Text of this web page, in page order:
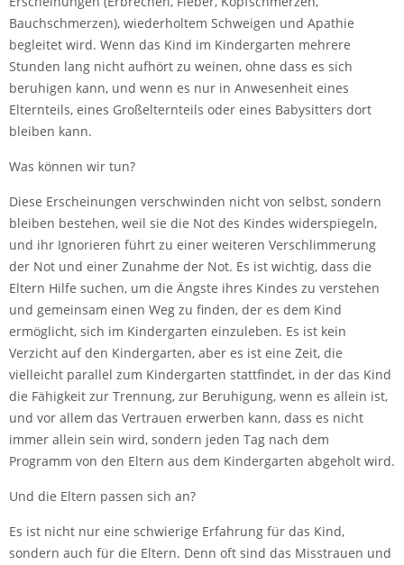
Bauchschmerzen), wiederholtem Schweigen und Apathie
begleitet wird. Wenn das Kind im Kindergarten mehrere
Stunden lang nicht aufhört zu weinen, ohne dass es sich
beruhigen kann, und wenn es nur in Anwesenheit eines
Elternteils, eines Großelternteils oder eines Babysitters dort
bleiben kann.
Was können wir tun?
Diese Erscheinungen verschwinden nicht von selbst, sondern
bleiben bestehen, weil sie die Not des Kindes widerspiegeln,
und ihr Ignorieren führt zu einer weiteren Verschlimmerung
der Not und einer Zunahme der Not. Es ist wichtig, dass die
Eltern Hilfe suchen, um die Ängste ihres Kindes zu verstehen
und gemeinsam einen Weg zu finden, der es dem Kind
ermöglicht, sich im Kindergarten einzuleben. Es ist kein
Verzicht auf den Kindergarten, aber es ist eine Zeit, die
vielleicht parallel zum Kindergarten stattfindet, in der das Kind
die Fähigkeit zur Trennung, zur Beruhigung, wenn es allein ist,
und vor allem das Vertrauen erwerben kann, dass es nicht
immer allein sein wird, sondern jeden Tag nach dem
Programm von den Eltern aus dem Kindergarten abgeholt wird.
Und die Eltern passen sich an?
Es ist nicht nur eine schwierige Erfahrung für das Kind,
sondern auch für die Eltern. Denn oft sind das Misstrauen und